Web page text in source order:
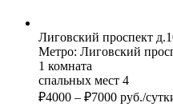
Лиговский проспект
Метро: Лиговский
1 комната
спальных мест 4
₽4000 – ₽7000 руб./